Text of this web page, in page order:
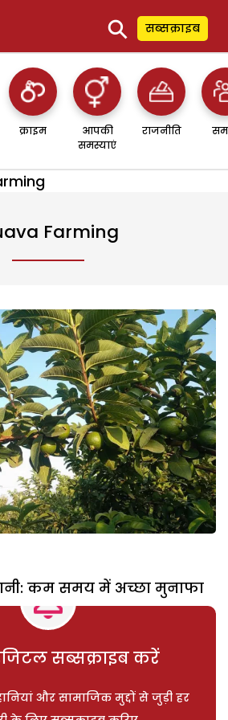
⚲ सब्सक्राइब
क्राइम
आपकी
समस्याएं
राजनीति
Farming
कम समय में अच्छा मुनाफा
सब्सक्राइब करें
और सामाजिक मुद्दों से जुड़ी हर